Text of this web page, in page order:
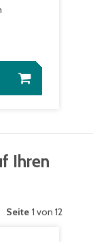
Ihren
Seite 1 von 12